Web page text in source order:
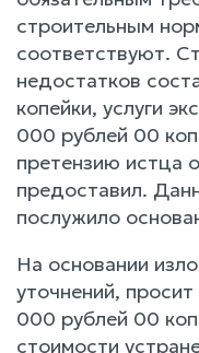
строительным
соответствуют.
недостатков
копейки, услуги
000 рублей 00
претензию истца
предоставил.
послужило
На основании
уточнений, просит
000 рублей 00
стоимости